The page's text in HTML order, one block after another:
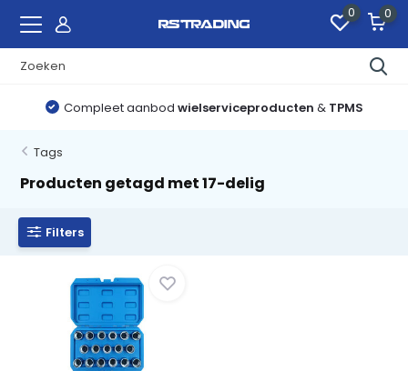
0 0
Compleet aanbod wielserviceproducten & TPMS
Tags
Producten getagd met 17-delig
Filters